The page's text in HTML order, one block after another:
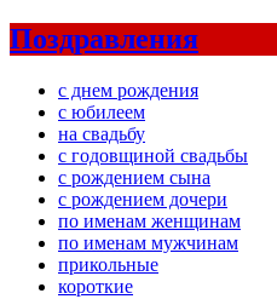
Поздравления
с днем рождения
с юбилеем
на свадьбу
с годовщиной свадьбы
с рождением сына
с рождением дочери
по именам женщинам
по именам мужчинам
прикольные
короткие